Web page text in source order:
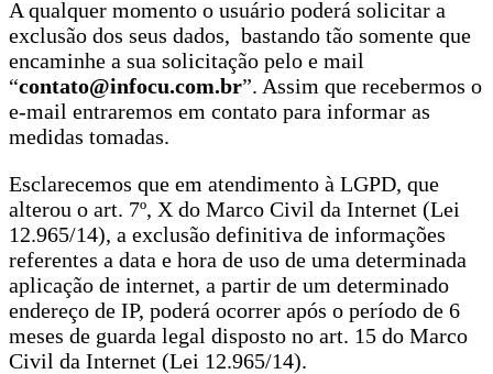
A qualquer momento o usuário poderá solicitar a
exclusão dos seus dados, bastando tão somente que
encaminhe a sua solicitação pelo e mail
“contato@infocu.com.br”. Assim que recebermos o
e-mail entraremos em contato para informar as
medidas tomadas.
Esclarecemos que em atendimento à LGPD, que
alterou o art. 7º, X do Marco Civil da Internet (Lei
12.965/14), a exclusão definitiva de informações
referentes a data e hora de uso de uma determinada
aplicação de internet, a partir de um determinado
endereço de IP, poderá ocorrer após o período de 6
meses de guarda legal disposto no art. 15 do Marco
Civil da Internet (Lei 12.965/14).